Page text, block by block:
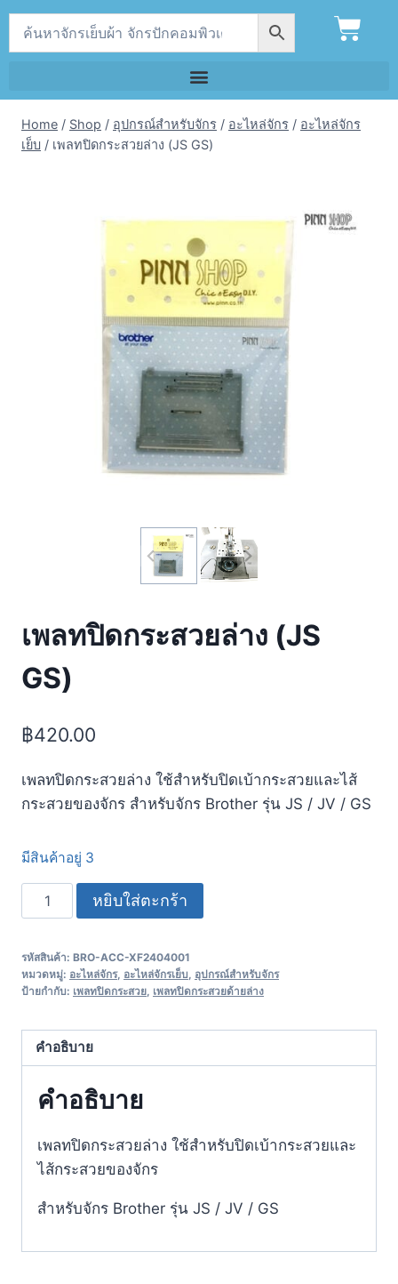
Home / Shop / อุปกรณ์สำหรับจักร / อะไหล่จักร / อะไหล่จักร
เย็บ / เพลทปิดกระสวยล่าง (JS GS)
เพลทปิดกระสวยล่าง (JS
GS)
฿420.00
เพลทปิดกระสวยล่าง ใช้สำหรับปิดเบ้ากระสวยและไส้
กระสวยของจักร สำหรับจักร Brother รุ่น JS / JV / GS
มีสินค้าอยู่ 3
หยิบใส่ตะกร้า
รหัสสินค้า: BRO-ACC-XF2404001
หมวดหมู่: อะไหล่จักร, อะไหล่จักรเย็บ อุปกรณ์สำหรับจักร
ป้ายกำกับ: เพลทปิดกระสวย เพลทปิดกระสวยด้ายล่าง
คำอธิบาย
คำอธิบาย
เพลทปิดกระสวยล่าง ใช้สำหรับปิดเบ้ากระสวยและ
ไส้กระสวยของจักร
สำหรับจักร Brother รุ่น JS / JV / GS